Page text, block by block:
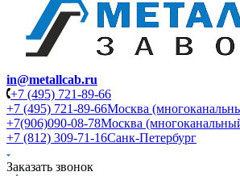
in@metallcab.ru
+7 (495) 721-89-66
+7 (495) 721-89-66Москва
+7(906)090-08-78Москва
+7 (812) 309-71-16Санк-Петербург
Заказать звонок